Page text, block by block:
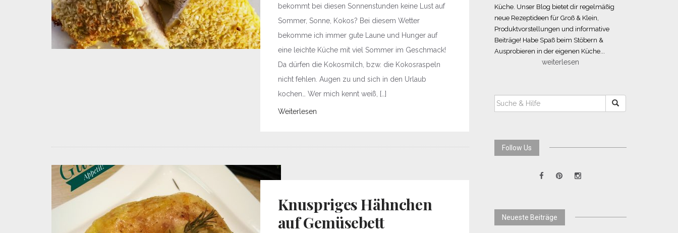
bekommt bei diesen Sonnenstunden keine Lust auf
Sommer, Sonne, Kokos? Bei diesem Wetter
bekomme ich immer gute Laune und Hunger auf
eine leichte Küche mit viel Sommer im Geschmack!
Da dürfen die Kokosmilch, bzw. die Kokosraspeln
nicht fehlen. Augen zu und sich in den Urlaub
kochen… Wer mich kennt weiß, […]
Weiterlesen
Knuspriges Hähnchen
auf Gemüsebett
Küche. Unser Blog bietet dir regelmäßig
neue Rezeptideen für Groß & Klein,
Produktvorstellungen und informative
Beiträge! Habe Spaß beim Stöbern &
Ausprobieren in der eigenen Küche...
weiterlesen
SUCHEN
NACH:
Follow Us
Neueste Beiträge